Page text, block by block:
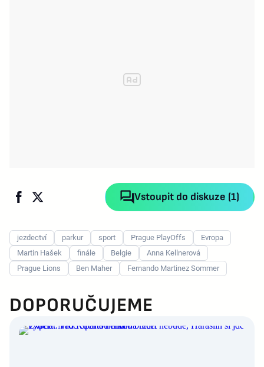
Vstoupit do diskuze (1)
jezdectví parkur sport Prague PlayOffs
Evropa
Martin Hašek
finále Belgie
Anna Kellnerová
Prague Lions
Ben Maher Fernando Martinez Sommer
DOPORUČUJEME